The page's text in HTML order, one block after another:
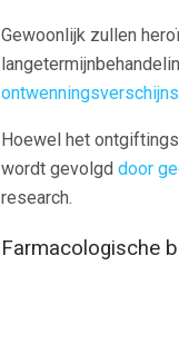
Gewoonlijk zullen
Hoewel het
wordt gevolgd door
research.
Farmacologische